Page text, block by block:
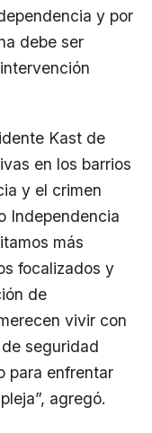
y por
debe ser
Kast de
en los barrios
y el crimen
Independencia
más
focalizados y
de
vivir con
seguridad
para enfrentar
agregó.